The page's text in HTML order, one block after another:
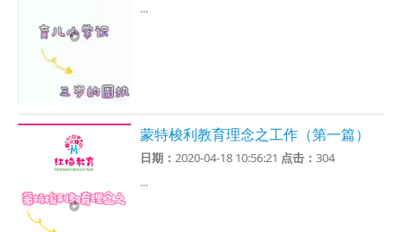
...
蒙特梭利教育理念之工作（第一篇）
日期：2020-04-18 10:56:21 点击：304
...